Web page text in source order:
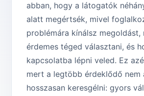
abban, hogy a látogatók
alatt megértsék, mivel
problémára kínálsz megoldást,
érdemes téged választani, és
kapcsolatba lépni veled. Ez
mert a legtöbb érdeklődő nem
hosszasan keresgélni: gyors